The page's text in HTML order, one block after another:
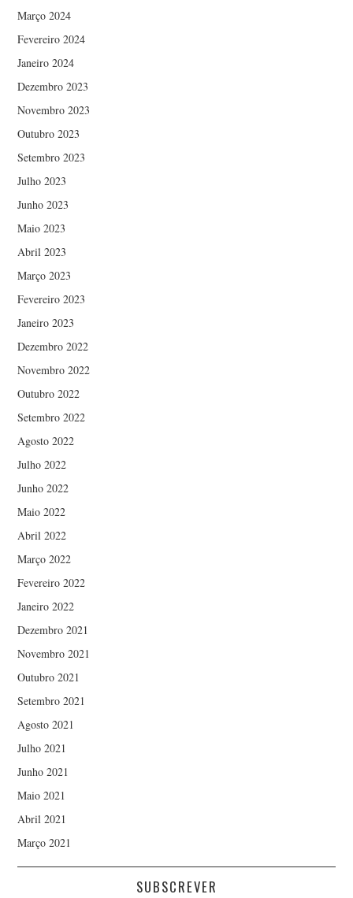
Março 2024
Fevereiro 2024
Janeiro 2024
Dezembro 2023
Novembro 2023
Outubro 2023
Setembro 2023
Julho 2023
Junho 2023
Maio 2023
Abril 2023
Março 2023
Fevereiro 2023
Janeiro 2023
Dezembro 2022
Novembro 2022
Outubro 2022
Setembro 2022
Agosto 2022
Julho 2022
Junho 2022
Maio 2022
Abril 2022
Março 2022
Fevereiro 2022
Janeiro 2022
Dezembro 2021
Novembro 2021
Outubro 2021
Setembro 2021
Agosto 2021
Julho 2021
Junho 2021
Maio 2021
Abril 2021
Março 2021
SUBSCREVER